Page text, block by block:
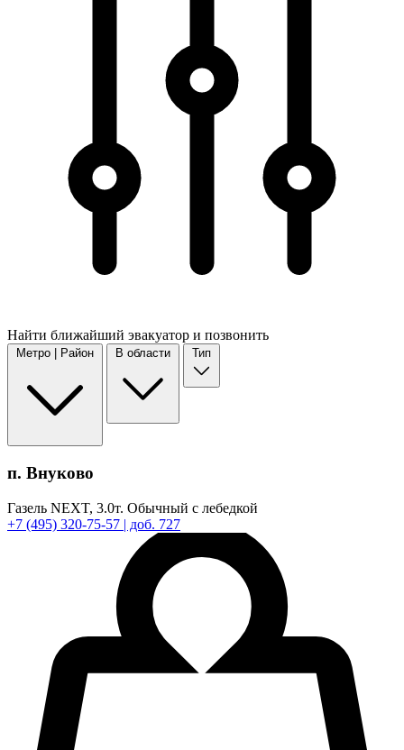
Найти ближайший эвакуатор и позвонить
Метро | Район В области Тип
п. Внуково
Газель NEXT, 3.0т. Обычный с лебедкой
+7 (495) 320-75-57 | доб. 727